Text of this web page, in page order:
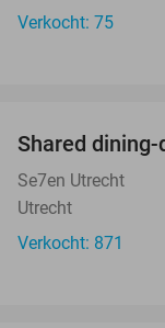
Verkocht: 75
Shared
Se7en Utrecht
Utrecht
Verkocht: 871